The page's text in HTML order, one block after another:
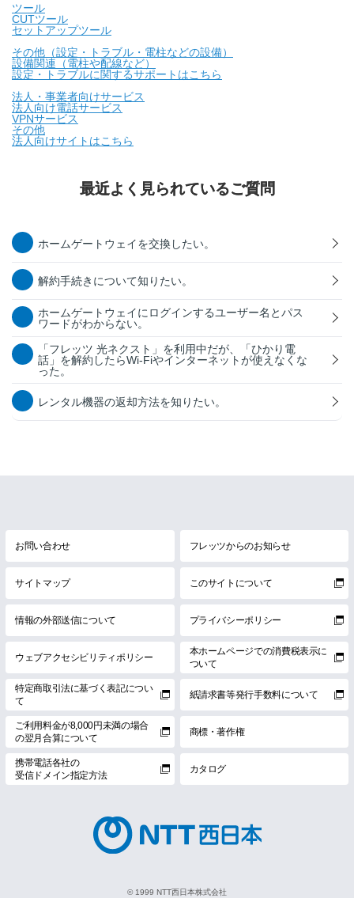
ツール
CUTツール
セットアップツール
その他（設定・トラブル・電柱などの設備）
設備関連（電柱や配線など）
設定・トラブルに関するサポートはこちら
法人・事業者向けサービス
法人向け電話サービス
VPNサービス
その他
法人向けサイトはこちら
最近よく見られているご質問
ホームゲートウェイを交換したい。
解約手続きについて知りたい。
ホームゲートウェイにログインするユーザー名とパス
ワードがわからない。
「フレッツ 光ネクスト」を利用中だが、「ひかり電
話」を解約したらWi-Fiやインターネットが使えなくな
った。
レンタル機器の返却方法を知りたい。
お問い合わせ フレッツからのお知らせ
サイトマップ このサイトについて
情報の外部送信について プライバシーポリシー
ウェブアクセシビリティポリシー
本ホームページでの消費税表示に
ついて
特定商取引法に基づく表記につい
て
紙請求書等発行手数料について
ご利用料金が8,000円未満の場合
の翌月合算について
商標・著作権
携帯電話各社の
受信ドメイン指定方法
カタログ
© 1999 NTT西日本株式会社